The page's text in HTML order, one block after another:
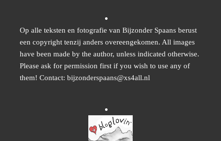
Op alle teksten en fotografie van Bijzonder Spaans berust
een copyright tenzij anders overeengekomen. All images
have been made by the author, unless indicated otherwise.
Please ask for permission first if you wish to use any of
them! Contact: bijzonderspaans@xs4all.nl